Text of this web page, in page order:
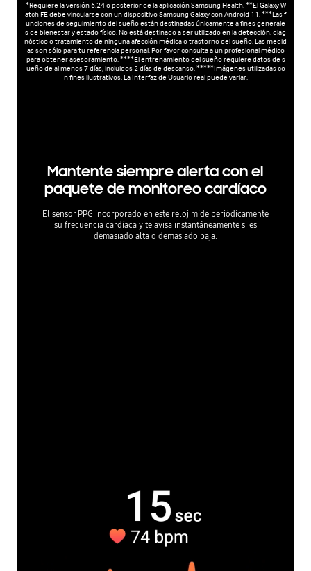
*Requiere la versión 6.24 o posterior de la aplicación Samsung Health. **El Galaxy W
atch FE debe vincularse con un dispositivo Samsung Galaxy con Android 11. ***Las f
unciones de seguimiento del sueño están destinadas únicamente a fines generale
s de bienestar y estado físico. No está destinado a ser utilizado en la detección, diag
nóstico o tratamiento de ninguna afección médica o trastorno del sueño. Las medid
as son sólo para tu referencia personal. Por favor consulta a un profesional médico
para obtener asesoramiento. ****El entrenamiento del sueño requiere datos de s
ueño de al menos 7 días, incluidos 2 días de descanso. *****Imágenes utilizadas co
n fines ilustrativos. La Interfaz de Usuario real puede variar.
Mantente siempre alerta con el
paquete de monitoreo cardíaco
El sensor PPG incorporado en este reloj mide periódicamente
su frecuencia cardíaca y te avisa instantáneamente si es
demasiado alta o demasiado baja.